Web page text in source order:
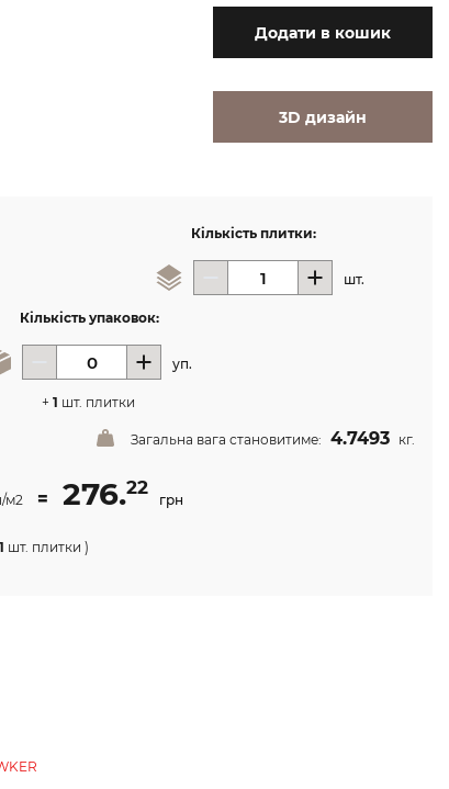
Додати в кошик
3D дизайн
Кількість плитки:
шт.
Кількість упаковок:
уп.
+ 1 шт. плитки
Загальна вага становитиме: 4.7493 кг.
м2 = 276.22
грн
1 шт. плитки )